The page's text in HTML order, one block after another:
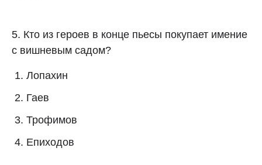
5. Кто из героев в конце пьесы покупает имение
с вишневым садом?
Лопахин
Гаев
Трофимов
Епиходов